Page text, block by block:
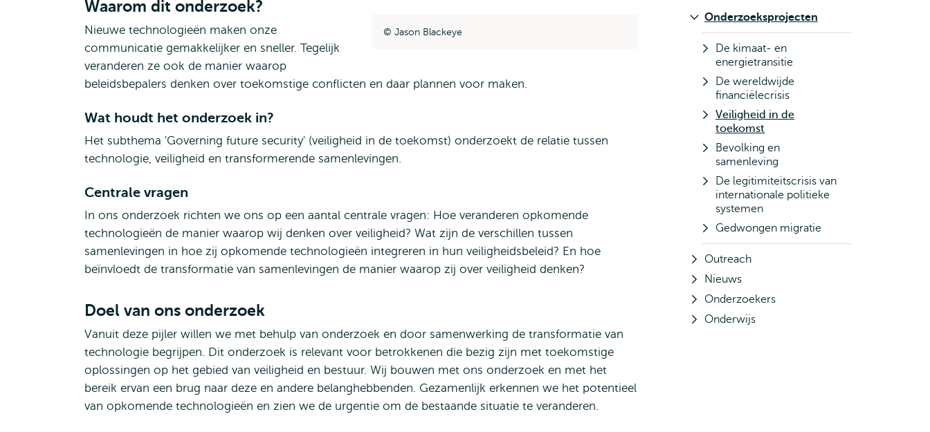
Jason Blackeye
Waarom dit onderzoek?
Nieuwe technologieën maken onze
communicatie gemakkelijker en sneller. Tegelijk
veranderen ze ook de manier waarop
beleidsbepalers denken over toekomstige conflicten en daar plannen voor maken.
Wat houdt het onderzoek in?
Het subthema 'Governing future security' (veiligheid in de toekomst) onderzoekt de relatie tussen
technologie, veiligheid en transformerende samenlevingen.
Centrale vragen
In ons onderzoek richten we ons op een aantal centrale vragen: Hoe veranderen opkomende
technologieën de manier waarop wij denken over veiligheid? Wat zijn de verschillen tussen
samenlevingen in hoe zij opkomende technologieën integreren in hun veiligheidsbeleid? En hoe
beïnvloedt de transformatie van samenlevingen de manier waarop zij over veiligheid denken?
Doel van ons onderzoek
Vanuit deze pijler willen we met behulp van onderzoek en door samenwerking de transformatie van
technologie begrijpen. Dit onderzoek is relevant voor betrokkenen die bezig zijn met toekomstige
oplossingen op het gebied van veiligheid en bestuur. Wij bouwen met ons onderzoek en met het
bereik ervan een brug naar deze en andere belanghebbenden. Gezamenlijk erkennen we het potentieel
van opkomende technologieën en zien we de urgentie om de bestaande situatie te veranderen.
Onderzoeksprojecten
De kimaat- en
energietransitie
De wereldwijde
financiëlecrisis
Veiligheid in de
toekomst
Bevolking en
samenleving
De legitimiteitscrisis van
internationale politieke
systemen
Gedwongen migratie
Outreach
Nieuws
Onderzoekers
Onderwijs